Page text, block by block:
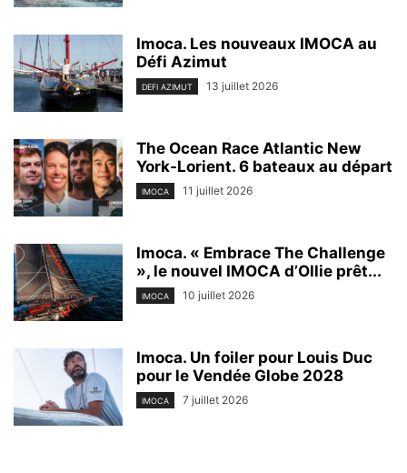
Imoca. Les nouveaux IMOCA au
Défi Azimut
DEFI AZIMUT 13 juillet 2026
The Ocean Race Atlantic New
York-Lorient. 6 bateaux au départ
IMOCA 11 juillet 2026
Imoca. « Embrace The Challenge
», le nouvel IMOCA d’Ollie prêt...
IMOCA 10 juillet 2026
Imoca. Un foiler pour Louis Duc
pour le Vendée Globe 2028
IMOCA 7 juillet 2026